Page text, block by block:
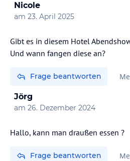
Nicole
am 23. April 2025
Gibt es in diesem Hotel
Und wann fangen diese an?
Frage beantworten
Jörg
am 26. Dezember 2024
Hallo, kann man draußen essen ?
Frage beantworten